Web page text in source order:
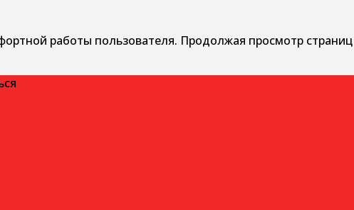
работы пользователя. Продолжая просмотр